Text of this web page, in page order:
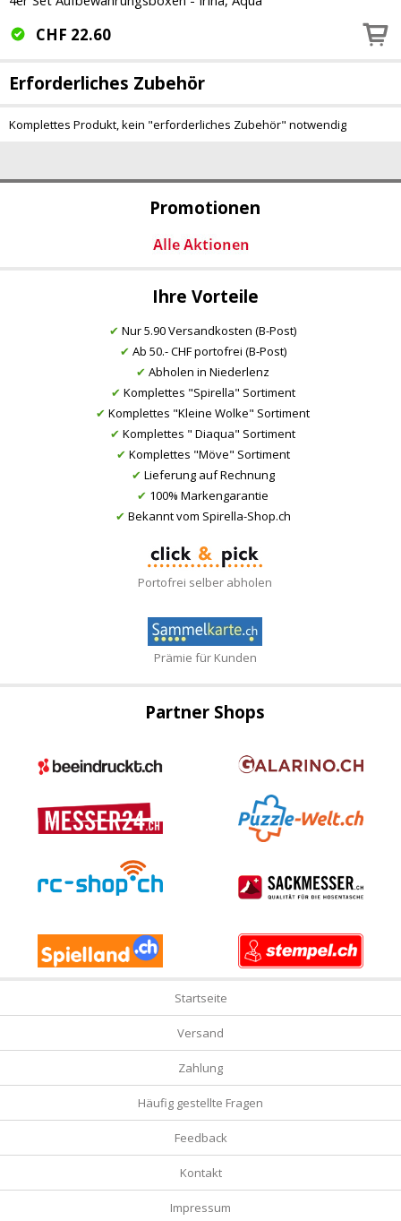
Promotionen
Ihre Vorteile
✔ Nur 5.90 Versandkosten (B-Post)
✔ Ab 50.- CHF portofrei (B-Post)
✔ Abholen in Niederlenz
✔ Komplettes "Spirella" Sortiment
✔ Komplettes "Kleine Wolke" Sortiment
✔ Komplettes " Diaqua" Sortiment
✔ Komplettes "Möve" Sortiment
✔ Lieferung auf Rechnung
✔ 100% Markengarantie
✔ Bekannt vom Spirella-Shop.ch
Portofrei selber abholen
Prämie für Kunden
CHF 22.60
Erforderliches Zubehör
Komplettes Produkt, kein "erforderliches Zubehör" notwendig
Partner Shops
Startseite
Versand
Zahlung
Häufig gestellte Fragen
Feedback
Kontakt
Impressum